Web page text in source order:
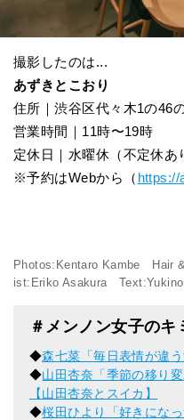
撮影したのは...
あずきとこおり
住所｜渋谷区代々木1の46
営業時間｜11時〜19時
定休日｜水曜休（不定休
※予約はWebから（ https://
Photos:Kentaro Kambe Hair
ist:Eriko Asakura Text:Yukino
＃メンノン女子のキ
◆森七菜「毎日表情が違
◆山田杏奈「季節の移り
【山田杏奈とスイカ】
◆桜田ひより「好きにな